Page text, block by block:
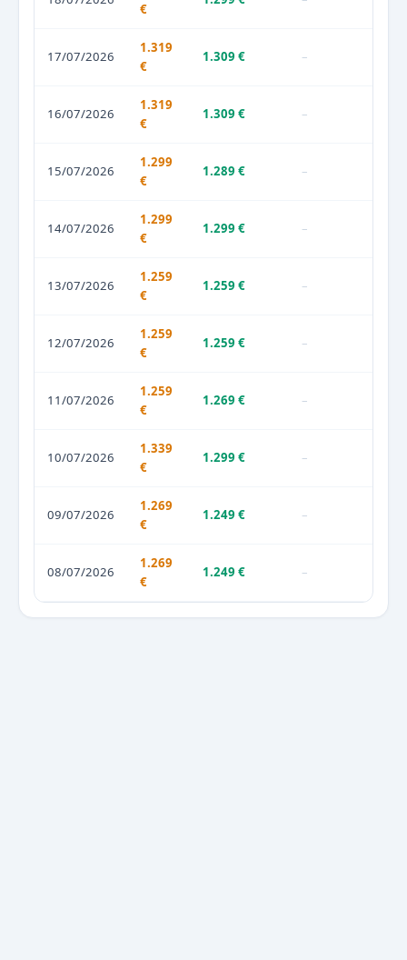
€
17/07/2026
1.319
€
1.309 € –
16/07/2026
1.319
€
1.309 € –
15/07/2026
1.299
€
1.289 € –
14/07/2026
1.299
€
1.299 € –
13/07/2026
1.259
€
1.259 € –
12/07/2026
1.259
€
1.259 € –
11/07/2026
1.259
€
1.269 € –
10/07/2026
1.339
€
1.299 € –
09/07/2026
1.269
€
1.249 € –
08/07/2026
1.269
€
1.249 € –